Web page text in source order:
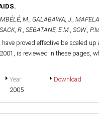
M., GALABAWA, J.,
SACK, R., SEBATANE, E.M., SOW ,
proved effective be scaled
is reviewed in these pages,
Year
2005
Download